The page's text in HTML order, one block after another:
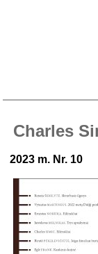
Charles
2023 m. Nr. 10